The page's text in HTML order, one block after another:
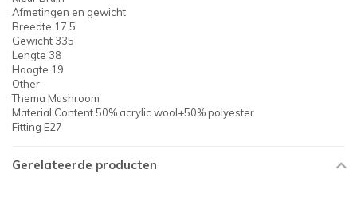
Afmetingen en gewicht
Breedte 17.5
Gewicht 335
Lengte 38
Hoogte 19
Other
Thema Mushroom
Material Content 50% acrylic wool+50% polyester
Fitting E27
Gerelateerde producten